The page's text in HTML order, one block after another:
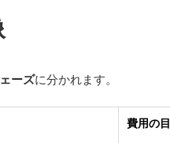
ーズに分かれます。
費用の